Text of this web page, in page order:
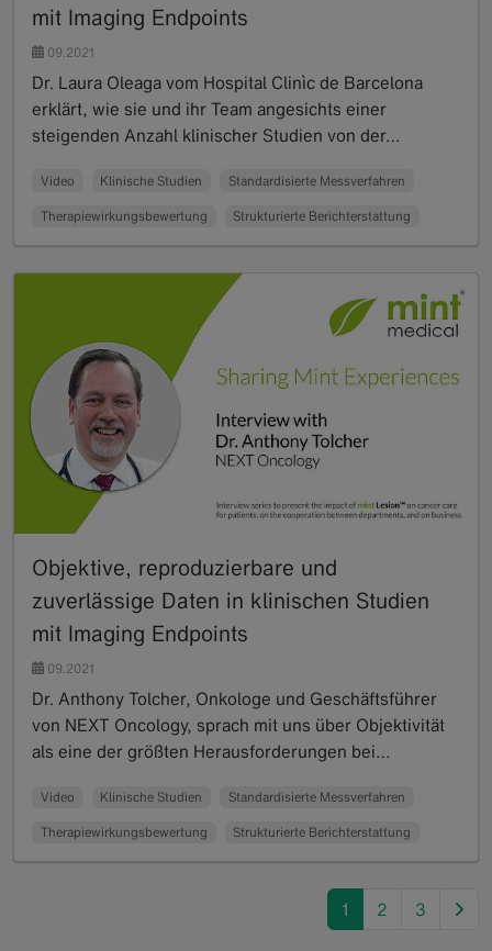
mit Imaging Endpoints
09.2021
Dr. Laura Oleaga vom Hospital Clinìc de Barcelona
erklärt, wie sie und ihr Team angesichts einer
steigenden Anzahl klinischer Studien von der…
Video Klinische Studien Standardisierte Messverfahren
Therapiewirkungsbewertung Strukturierte Berichterstattung
Objektive, reproduzierbare und
zuverlässige Daten in klinischen Studien
mit Imaging Endpoints
09.2021
Dr. Anthony Tolcher, Onkologe und Geschäftsführer
von NEXT Oncology, sprach mit uns über Objektivität
als eine der größten Herausforderungen bei…
Video Klinische Studien Standardisierte Messverfahren
Therapiewirkungsbewertung Strukturierte Berichterstattung
1 2 3